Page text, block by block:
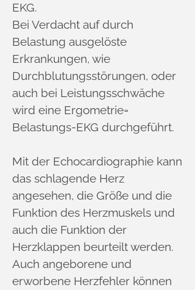
EKG.
Bei Verdacht auf durch
Belastung ausgelöste
Erkrankungen, wie
Durchblutungsstörungen, oder
auch bei Leistungsschwäche
wird eine Ergometrie=
Belastungs-EKG durchgeführt.
Mit der Echocardiographie kann
das schlagende Herz
angesehen, die Größe und die
Funktion des Herzmuskels und
auch die Funktion der
Herzklappen beurteilt werden.
Auch angeborene und
erworbene Herzfehler können